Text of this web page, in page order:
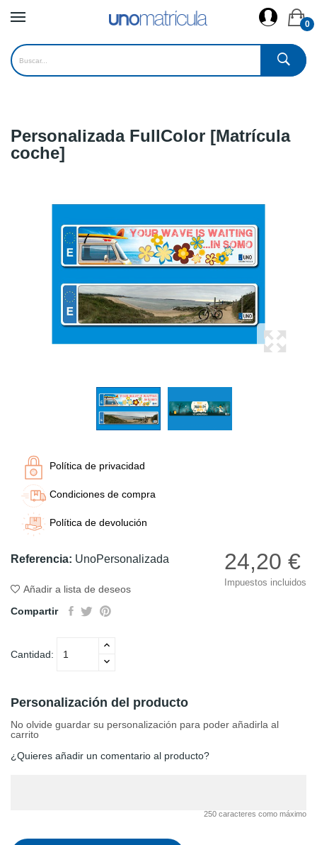
0
Personalizada FullColor [Matrícula
coche]
Política de privacidad
Condiciones de compra
Política de devolución
24,20 €
Impuestos incluidos
Referencia: UnoPersonalizada
Añadir a lista de deseos
Compartir
Cantidad:
Personalización del producto
No olvide guardar su personalización para poder añadirla al
carrito
¿Quieres añadir un comentario al producto?
250 caracteres como máximo